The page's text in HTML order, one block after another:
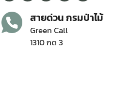
สายด่วน กรมป่าไม้
Green Call
1310 กด 3